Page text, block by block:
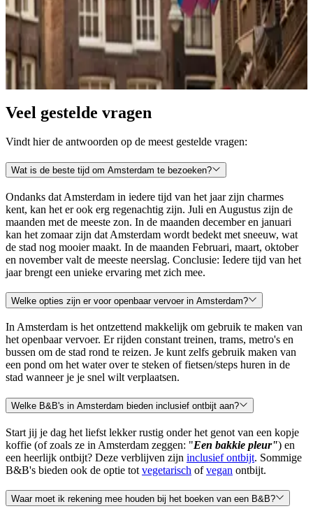
Dit evenement verwelkomt jaarlijks honderdduizenden bezoekers in
Amsterdam en dat maakt de Pride het drukst bezochte evenement
van Nederland. Vanuit de Pride loop je zo terug naar je B&B
wanneer je verblijft dichtbijde Amstel, de Keizersgracht of
Grachtengordel
. Pride vindt plaats rond eind juli/begin augustus
maar wees optijd met het plannen van je bezoek. Accommodaties in
de buurt snel vol zitten.
Veel gestelde vragen
Vindt hier de antwoorden op de meest gestelde vragen:
Wat is de beste tijd om Amsterdam te bezoeken?
Ondanks dat Amsterdam in iedere tijd van het jaar zijn charmes
kent, kan het er ook erg regenachtig zijn. Juli en Augustus zijn de
maanden met de meeste zon. In de maanden december en januari
kan het zomaar zijn dat Amsterdam wordt bedekt met sneeuw, wat
de stad nog mooier maakt. In de maanden Februari, maart, oktober
en november valt de meeste neerslag. Conclusie: Iedere tijd van het
jaar brengt een unieke ervaring met zich mee.
Welke opties zijn er voor openbaar vervoer in Amsterdam?
In Amsterdam is het ontzettend makkelijk om gebruik te maken van
het openbaar vervoer. Er rijden constant treinen, trams, metro's en
bussen om de stad rond te reizen. Je kunt zelfs gebruik maken van
een pond om het water over te steken of fietsen/steps huren in de
stad wanneer je je snel wilt verplaatsen.
Welke B&B's in Amsterdam bieden inclusief ontbijt aan?
Start jij je dag het liefst lekker rustig onder het genot van een kopje
koffie (of zoals ze in Amsterdam zeggen: "Een bakkie pleur") en
een heerlijk ontbijt? Deze verblijven zijn inclusief ontbijt. Sommige
B&B's bieden ook de optie tot vegetarisch ofvegan ontbijt.
Waar moet ik rekening mee houden bij het boeken van een B&B?